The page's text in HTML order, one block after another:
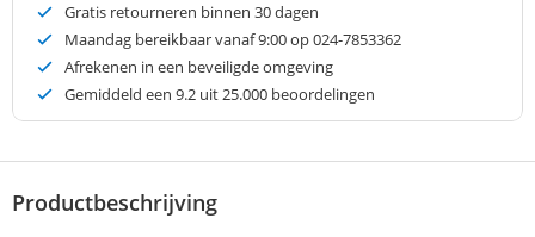
Gratis retourneren binnen 30 dagen
Maandag bereikbaar vanaf 9:00 op 024-7853362
Afrekenen in een beveiligde omgeving
Gemiddeld een 9.2 uit 25.000 beoordelingen
Productbeschrijving